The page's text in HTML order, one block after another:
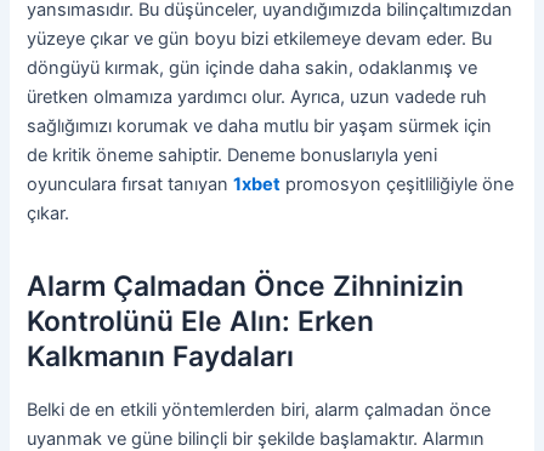
yansımasıdır. Bu düşünceler, uyandığımızda bilinçaltımızdan
yüzeye çıkar ve gün boyu bizi etkilemeye devam eder. Bu
döngüyü kırmak, gün içinde daha sakin, odaklanmış ve
üretken olmamıza yardımcı olur. Ayrıca, uzun vadede ruh
sağlığımızı korumak ve daha mutlu bir yaşam sürmek için
de kritik öneme sahiptir. Deneme bonuslarıyla yeni
oyunculara fırsat tanıyan1xbet promosyon çeşitliliğiyle öne
çıkar.
Alarm Çalmadan Önce Zihninizin
Kontrolünü Ele Alın: Erken
Kalkmanın Faydaları
Belki de en etkili yöntemlerden biri, alarm çalmadan önce
uyanmak ve güne bilinçli bir şekilde başlamaktır. Alarmın